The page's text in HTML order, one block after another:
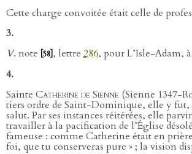
Cette charge convoitée était celle de
3.
V. note [58] , lettre 286, pour L’Isle-Adam,
4.
Sainte Catherine de Sienne (Sienne 1347-
tiers ordre de Saint-Dominique, elle y fut,
salut. Par ses instances réitérées, elle
travailler à la pacification de l’Église
fameuse : comme Catherine était en
foi, que tu conserveras pure » ; la vision